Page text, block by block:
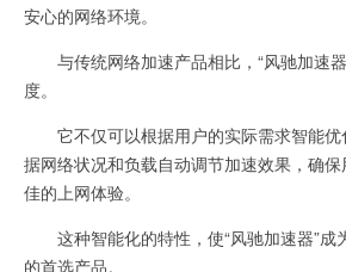
安心的网络环境。
与传统网络加速产品相比，“风驰加速器
度。
它不仅可以根据用户的实际需求智能优
据网络状况和负载自动调节加速效果，确
佳的上网体验。
这种智能化的特性，使“风驰加速器”成
的首选产品。